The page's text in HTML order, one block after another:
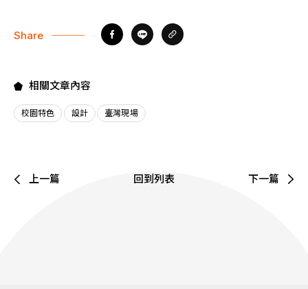
Share
相關文章內容
校園特色 設計 臺灣現場
上一篇 回到列表 下一篇